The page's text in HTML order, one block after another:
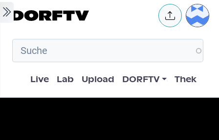
Skip to main content User
Hauptnavigation
Live Lab Upload DORFTV Thek